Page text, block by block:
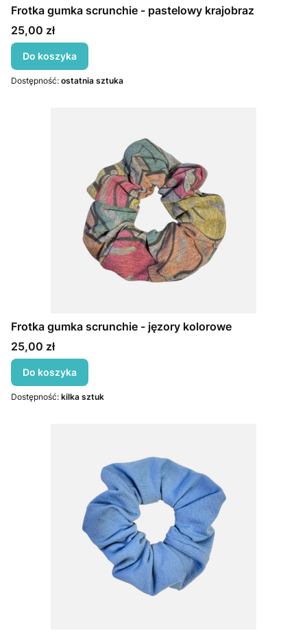
Frotka gumka scrunchie - pastelowy krajobraz
Cena
25,00 zł
Do koszyka
Dostępność: ostatnia sztuka
Frotka gumka scrunchie - jęzory kolorowe
Cena
25,00 zł
Do koszyka
Dostępność: kilka sztuk